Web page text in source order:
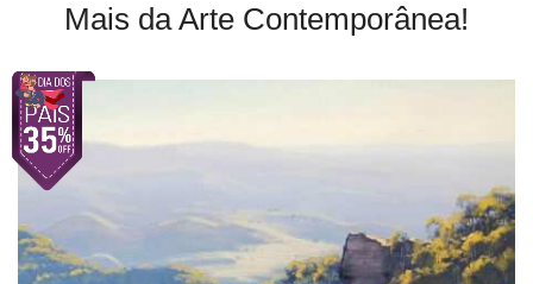
Mais da Arte Contemporânea!